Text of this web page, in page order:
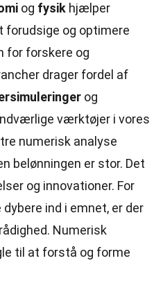
og fysik hjælper
forudsige og optimere
for forskere og
drager fordel af
og
værktøjer i vores
numerisk analyse
belønningen er stor. Det
og innovationer. For
ind i emnet, er der
Numerisk
til at forstå og forme